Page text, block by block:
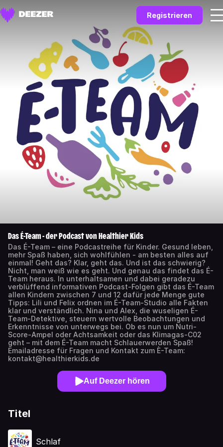
Registrieren
Das É-Team - der Podcast von Healthier Kids
Das É-Team – eine Podcastreihe für Kinder. Gesund leben,
mehr Spaß haben, sich wohlfühlen - am besten alles auf
einmal! Geht das? Klar, geht das. Und ist das schwierig?
Nicht, man weiß wie es geht. Und genau das findet das É-
Team heraus. In unterhaltsamen und dabei geradezu
verblüffend informativen Podcast-Folgen gibt das É-Team
allen Kindern zwischen 7 und 12 dafür jede Menge gute
Tipps: Lili und Felix ordnen im É-Team-Studio alle Fakten
klar und verständlich. Nina und Alex, die wuseligen É-
Team-Detektive, steuern wertvolle Beobachtungen und
Erkenntnisse von unterwegs bei. Ob es nun um Nutri-
Score-Ampel oder Achtsamkeit oder das Klimagas-C02
geht – mit dem É-Team macht Schlauerwerden Spaß!
Emailadresse für Fragen und Kontakt zum È-Team:
kontakt@healthierkids.de
Auf Deezer hören
Titel
Schlaf